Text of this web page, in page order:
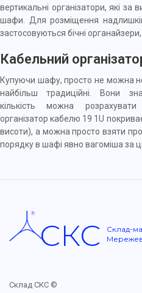
вертикальні організатори, які
шафи. Для розміщення
застосовуються бічні
Кабельний
Купуючи шафу, просто не можна
найбільш традиційні. Вони
кількість можна
організатор кабелю 19 1U
висоти), а можна просто взяти
порядку в шафі явно вагоміша за
СКС
Склад-
Склад СКС ©